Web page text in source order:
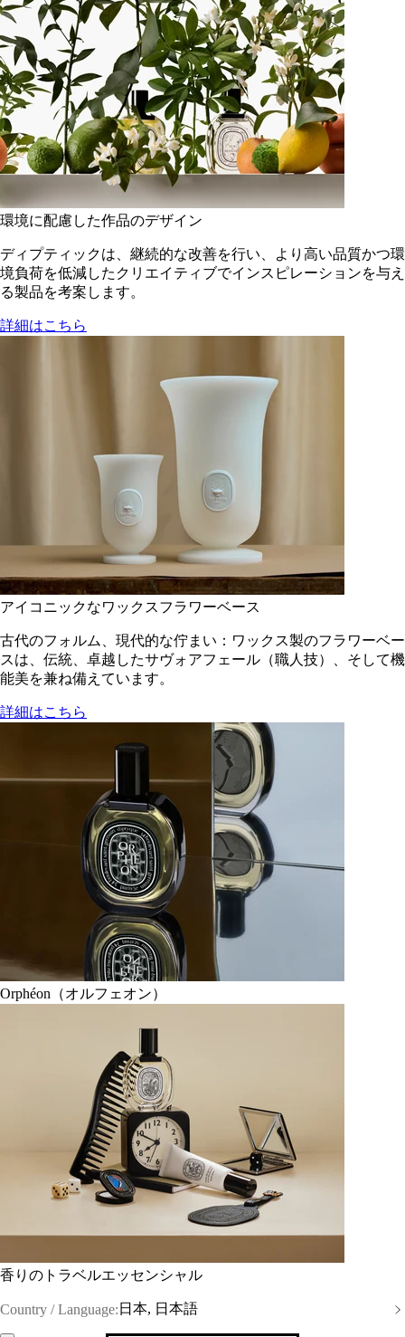
環境に配慮した作品のデザイン
ディプティックは、継続的な改善を行い、より高い品質かつ環
境負荷を低減した​クリエイティブでインスピレーションを与え
る製品を考案します。
詳細はこちら
アイコニックなワックスフラワーベース
古代のフォルム、現代的な佇まい：ワックス製のフラワーベー
スは、伝統、卓越したサヴォアフェール（職人技）、そして機
能美を兼ね備えています。
詳細はこちら
Orphéon（オルフェオン）
香りのトラベルエッセンシャル
Country / Language: 日本, 日本語